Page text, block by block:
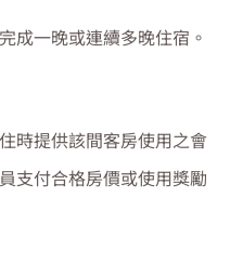
成一晚或連續多晚住宿。
時提供該間客房使用之會
支付合格房價或使用獎勵